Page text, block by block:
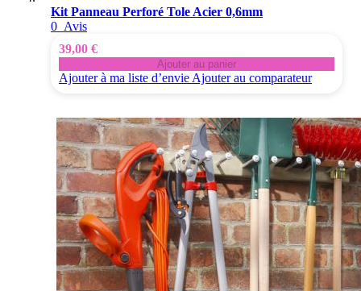
Kit Panneau Perforé Tole Acier 0,6mm
0 Avis
39,00 €
Ajouter au panier
Ajouter à ma liste d’envie Ajouter au comparateur